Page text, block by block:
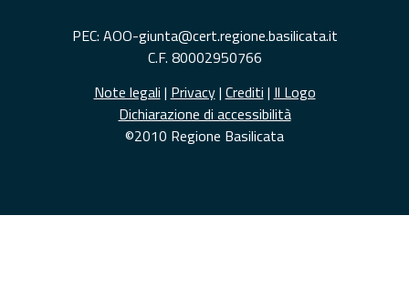
PEC: AOO-giunta@cert.regione.basilicata.it
C.F. 80002950766
Note legali | Privacy| Crediti | Il Logo
Dichiarazione di accessibilità
©2010 Regione Basilicata